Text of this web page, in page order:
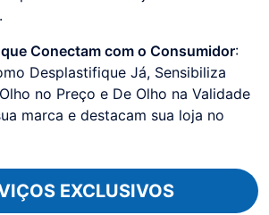
Conectam com o Consumidor:
Desplastifique Já, Sensibiliza
no Preço e De Olho na Validade
marca e destacam sua loja no
EXCLUSIVOS